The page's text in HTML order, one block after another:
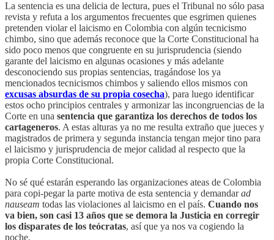
La sentencia es una delicia de lectura, pues el Tribunal no sólo pasa
revista y refuta a los argumentos frecuentes que esgrimen quienes
pretenden violar el laicismo en Colombia con algún tecnicismo
chimbo, sino que además reconoce que la Corte Constitucional ha
sido poco menos que congruente en su jurisprudencia (siendo
garante del laicismo en algunas ocasiones y más adelante
desconociendo sus propias sentencias, tragándose los ya
mencionados tecnicismos chimbos y saliendo ellos mismos con
excusas absurdas de su propia cosecha), para luego identificar
estos ocho principios centrales y armonizar las incongruencias de la
Corte en una sentencia que garantiza los derechos de todos los
cartageneros. A estas alturas ya no me resulta extraño que jueces y
magistrados de primera y segunda instancia tengan mejor tino para
el laicismo y jurisprudencia de mejor calidad al respecto que la
propia Corte Constitucional.
No sé qué estarán esperando las organizaciones ateas de Colombia
para copi-pegar la parte motiva de esta sentencia y demandarad
nauseam todas las violaciones al laicismo en el país. Cuando nos
va bien, son casi 13 años que se demora la Justicia en corregir
los disparates de los teócratas, así que ya nos va cogiendo la
noche.